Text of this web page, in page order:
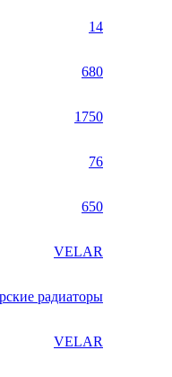
14
680
1750
76
650
VELAR
радиаторы
VELAR